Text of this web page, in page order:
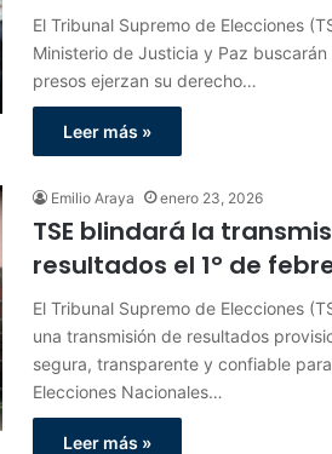
El Tribunal Supremo de Elecciones
Ministerio de Justicia y Paz
presos ejerzan su derecho…
Leer más »
Emilio Araya enero 23, 2026
TSE blindará la
resultados el 1° de
El Tribunal Supremo de Elecciones
una transmisión de resultados
segura, transparente y confiable
Elecciones Nacionales…
Leer más »